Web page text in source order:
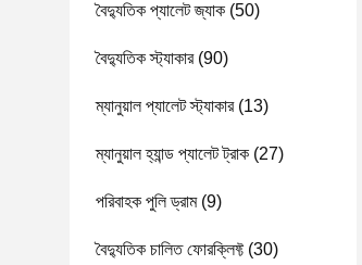
বৈদ্যুতিক প্যালেট জ্যাক (50)
বৈদ্যুতিক স্ট্যাকার(90)
ম্যানুয়াল প্যালেট স্ট্যাকার(13)
ম্যানুয়াল হ্যান্ড প্যালেট ট্রাক (27)
পরিবাহক পুলি ড্রাম(9)
বৈদ্যুতিক চালিত ফোরক্লিফ্ট(30)